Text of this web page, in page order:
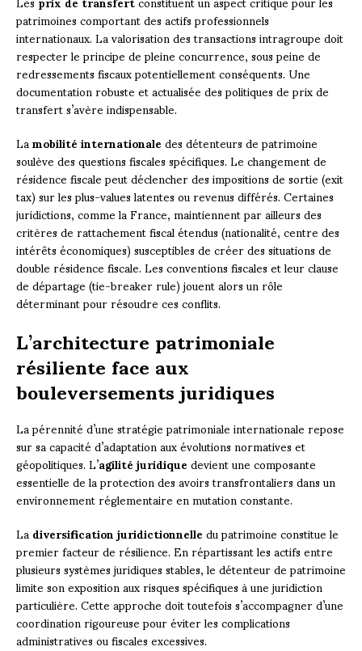
patrimoines comportant des actifs professionnels
internationaux. La valorisation des transactions intragroupe doit
respecter le principe de pleine concurrence, sous peine de
redressements fiscaux potentiellement conséquents. Une
documentation robuste et actualisée des politiques de prix de
transfert s’avère indispensable.
Lamobilité internationaledes détenteurs de patrimoine
soulève des questions fiscales spécifiques. Le changement de
résidence fiscale peut déclencher des impositions de sortie (exit
tax) sur les plus-values latentes ou revenus différés. Certaines
juridictions, comme la France, maintiennent par ailleurs des
critères de rattachement fiscal étendus (nationalité, centre des
intérêts économiques) susceptibles de créer des situations de
double résidence fiscale. Les conventions fiscales et leur clause
de départage (tie-breaker rule) jouent alors un rôle
déterminant pour résoudre ces conflits.
L’architecture patrimoniale
résiliente face aux
bouleversements juridiques
La pérennité d’une stratégie patrimoniale internationale repose
sur sa capacité d’adaptation aux évolutions normatives et
géopolitiques. L’agilité juridiquedevient une composante
essentielle de la protection des avoirs transfrontaliers dans un
environnement réglementaire en mutation constante.
Ladiversification juridictionnelledu patrimoine constitue le
premier facteur de résilience. En répartissant les actifs entre
plusieurs systèmes juridiques stables, le détenteur de patrimoine
limite son exposition aux risques spécifiques à une juridiction
particulière. Cette approche doit toutefois s’accompagner d’une
coordination rigoureuse pour éviter les complications
administratives ou fiscales excessives.